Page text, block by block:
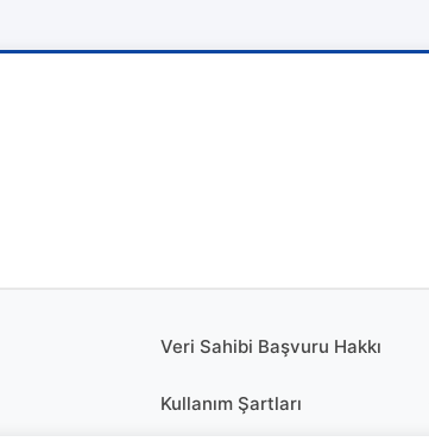
Veri Sahibi Başvuru Hakkı
Kullanım Şartları